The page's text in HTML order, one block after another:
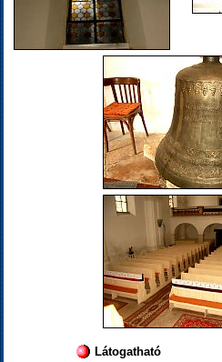
Látogatható